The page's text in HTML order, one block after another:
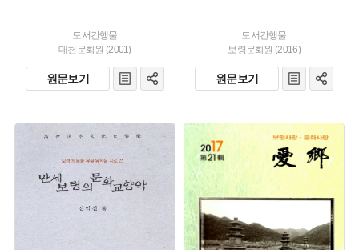
도서간행물
대천문화원 (2001)
원문보기
도서간행물
보령문화원 (2016)
원문보기
유형 :
발행 :
생산 :